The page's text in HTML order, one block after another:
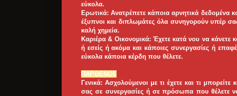
εύκολα.
Ερωτικά: Ανατρέπετε κάποια αρνητικά δεδομένα
έξυπνοι και διπλωμάτες όλα συνηγορούν υπέρ
καλή χημεία.
Καριέρα & Οικονομικά: Έχετε κατά νου να κάνετε
ή εσείς ή ακόμα και κάποιες συνεργασίες ή
εύκολα κάποια κέρδη που θέλετε.
ΠΑΡΘΕΝΟΣ
Γενικά: Ασχολούμενοι με τι έχετε και τι
σας σε συνεργασίες ή σε πρόσωπα που θέλετε να